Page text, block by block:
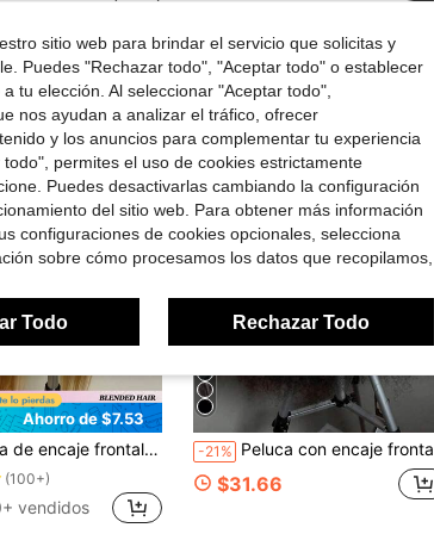
Free Shipping
Ahorro de $7.53
13X4 13X6 HD, lacia HD, encaje transparente natural suizo pre-depilado, color 4/27 rubio miel, cabello humano mezclado con fibra resistente a altas temperaturas, con baby hair, para mujeres
(100+)
vendidos
-21% Peluca con encaje frontal de 13x6, densidad de 250, peluca con encaje frontal de onda profunda sin costuras, peluca con encaje frontal recortada previamente de 13x6 5*5 13x4 4*4 transparente, peluca con encaje frontal rizado africano Jerry con cabello de bebé, fibra sintética resistente al calor para mujeres
$31.66
sitio web para brindar el servicio que solicitas y
Puedes "Rechazar todo", "Aceptar todo" o establecer
tu elección. Al seleccionar "Aceptar todo",
nos ayudan a analizar el tráfico, ofrecer
y los anuncios para complementar tu experiencia
permites el uso de cookies estrictamente
Puedes desactivarlas cambiando la configuración
del sitio web. Para obtener más información
configuraciones de cookies opcionales, selecciona
sobre cómo procesamos los datos que recopilamos,
Todo Rechazar Todo